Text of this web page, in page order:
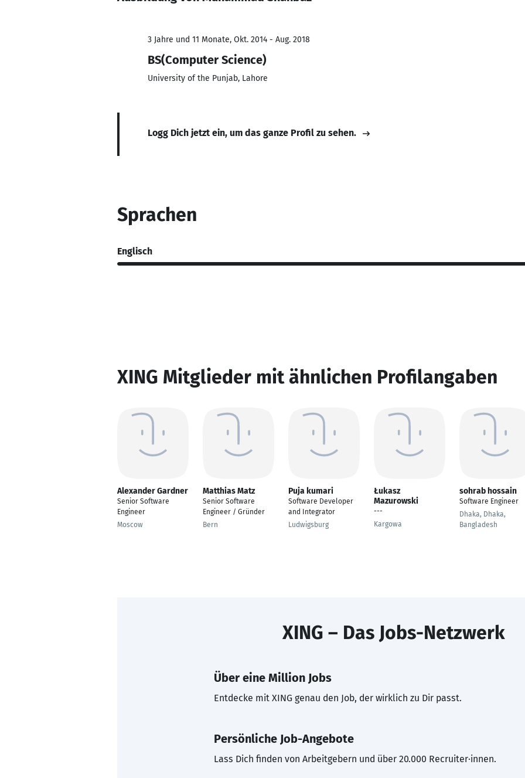
3 Jahre und 11 Monate, Okt. 2014 - Aug. 2018
BS(Computer Science)
University of the Punjab, Lahore
Logg Dich jetzt ein, um das ganze Profil zu sehen.
Sprachen
Englisch
XING Mitglieder mit ähnlichen Profilangaben
Alexander Gardner
Senior Software
Engineer
Moscow
Matthias Matz
Senior Software
Engineer / Gründer
Bern
Puja kumari
Software Developer
and Integrator
Ludwigsburg
Łukasz
Mazurowski
---
Kargowa
sohrab hossain
Software Engineer
Dhaka, Dhaka,
Bangladesh
XING – Das Jobs-Netzwerk
Über eine Million Jobs
Entdecke mit XING genau den Job, der wirklich zu Dir passt.
Persönliche Job-Angebote
Lass Dich finden von Arbeitgebern und über 20.000 Recruiter·innen.